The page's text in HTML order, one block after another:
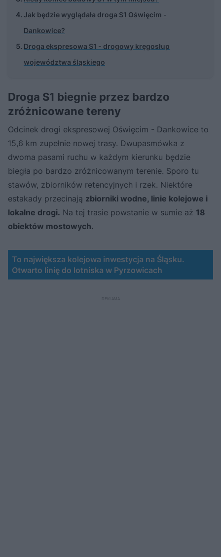
Jak będzie wyglądała droga S1 Oświęcim -
Dankowice?
Droga ekspresowa S1 - drogowy kręgosłup
województwa śląskiego
Droga S1 biegnie przez bardzo
zróżnicowane tereny
Odcinek drogi ekspresowej Oświęcim - Dankowice to
15,6 km zupełnie nowej trasy. Dwupasmówka z
dwoma pasami ruchu w każdym kierunku będzie
biegła po bardzo zróżnicowanym terenie. Sporo tu
stawów, zbiorników retencyjnych i rzek. Niektóre
estakady przecinają zbiorniki wodne, linie kolejowe i
lokalne drogi. Na tej trasie powstanie w sumie aż 18
obiektów mostowych.
To największa kolejowa inwestycja na Śląsku.
Otwarto linię do lotniska w Pyrzowicach